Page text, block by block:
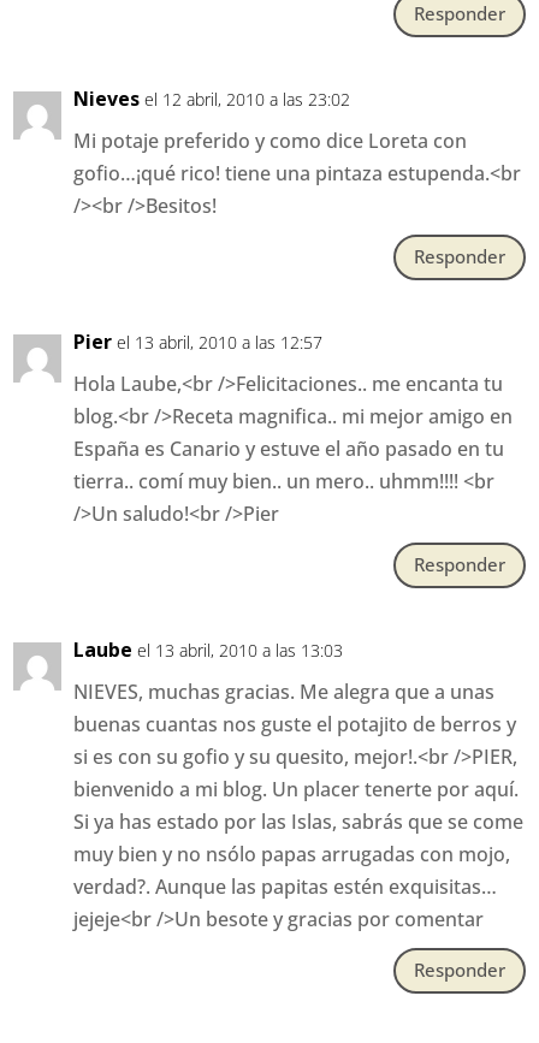
Responder
Nieves el 12 abril, 2010 a las 23:02
Mi potaje preferido y como dice Loreta con
gofio…¡qué rico! tiene una pintaza estupenda.<br
/><br />Besitos!
Responder
Pier el 13 abril, 2010 a las 12:57
Hola Laube,<br />Felicitaciones.. me encanta tu
blog.<br />Receta magnifica.. mi mejor amigo en
España es Canario y estuve el año pasado en tu
tierra.. comí muy bien.. un mero.. uhmm!!!! <br
/>Un saludo!<br />Pier
Responder
Laube el 13 abril, 2010 a las 13:03
NIEVES, muchas gracias. Me alegra que a unas
buenas cuantas nos guste el potajito de berros y
si es con su gofio y su quesito, mejor!.<br />PIER,
bienvenido a mi blog. Un placer tenerte por aquí.
Si ya has estado por las Islas, sabrás que se come
muy bien y no nsólo papas arrugadas con mojo,
verdad?. Aunque las papitas estén exquisitas…
jejeje<br />Un besote y gracias por comentar
Responder